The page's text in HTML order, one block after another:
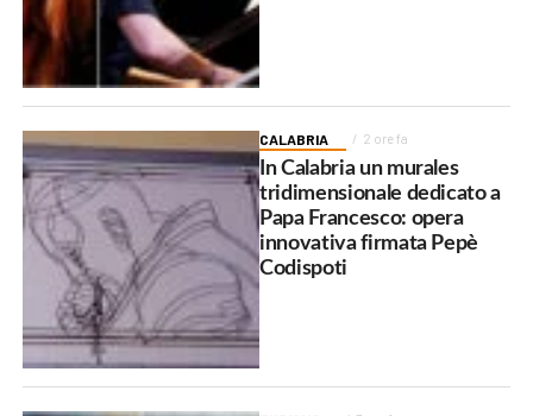
CALABRIA 2 ore fa
In Calabria un murales
tridimensionale dedicato a
Papa Francesco: opera
innovativa firmata Pepè
Codispoti